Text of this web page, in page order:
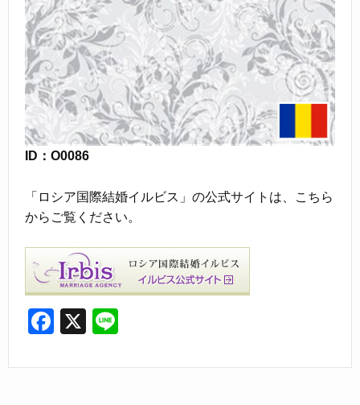
ID：O0086
「ロシア国際結婚イルビス」の公式サイトは、こちら
からご覧ください。
F
c
X
e